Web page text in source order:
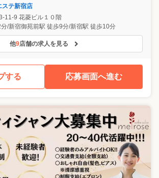
ステ新宿店
11-9 花菱ビル１０階
/新宿御苑前駅 徒歩9分/新宿駅 徒歩10分
他9店舗の求人を見る
する 応募画面へ進む